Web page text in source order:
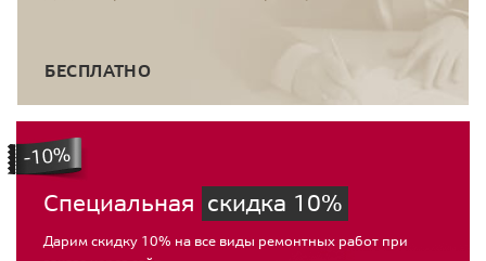
БЕСПЛАТНО
Специальная скидка 10%
Дарим скидку 10% на все виды ремонтных работ при